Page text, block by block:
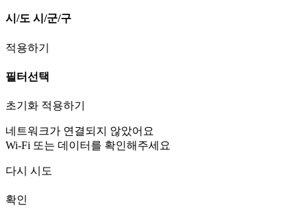
시/도 시/군/구
적용하기
필터선택
초기화 적용하기
네트워크가 연결되지 않았어요
Wi-Fi 또는 데이터를 확인해주세요
다시 시도
확인